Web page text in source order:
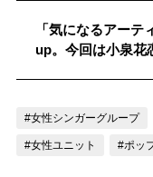
#男性SSW #ポップ
記事一覧
お問い合わせ
「気になるアー
up。今回は小泉花
#女性シンガーグループ
#女性ユニット #ポッ